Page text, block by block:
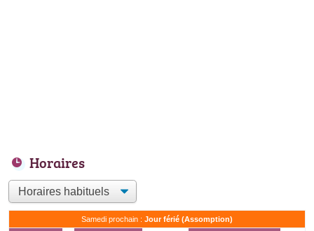
Horaires
Samedi prochain : Jour férié (Assomption)